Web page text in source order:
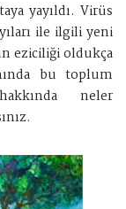
yayıldı. Virüs
ile ilgili yeni
eziciliği oldukça
bu toplum
neler